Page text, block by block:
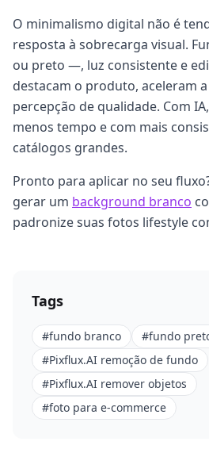
O minimalismo digital não é
resposta à sobrecarga visual.
ou preto —, luz consistente e
destacam o produto, aceleram
percepção de qualidade. Com
menos tempo e com mais
catálogos grandes.
Pronto para aplicar no seu
gerar um background branco
padronize suas fotos lifestyle
Tags
#fundo branco #fundo
#Pixflux.AI remoção de fundo
#Pixflux.AI remover objetos
#foto para e-commerce